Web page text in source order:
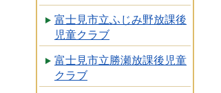
富士見市立ふじみ野放課後
児童クラブ
富士見市立勝瀬放課後児童
クラブ